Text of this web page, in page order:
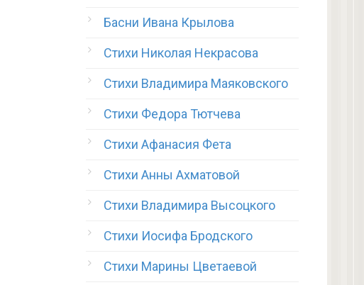
Басни Ивана Крылова
Стихи Николая Некрасова
Стихи Владимира Маяковского
Стихи Федора Тютчева
Стихи Афанасия Фета
Стихи Анны Ахматовой
Стихи Владимира Высоцкого
Стихи Иосифа Бродского
Стихи Марины Цветаевой